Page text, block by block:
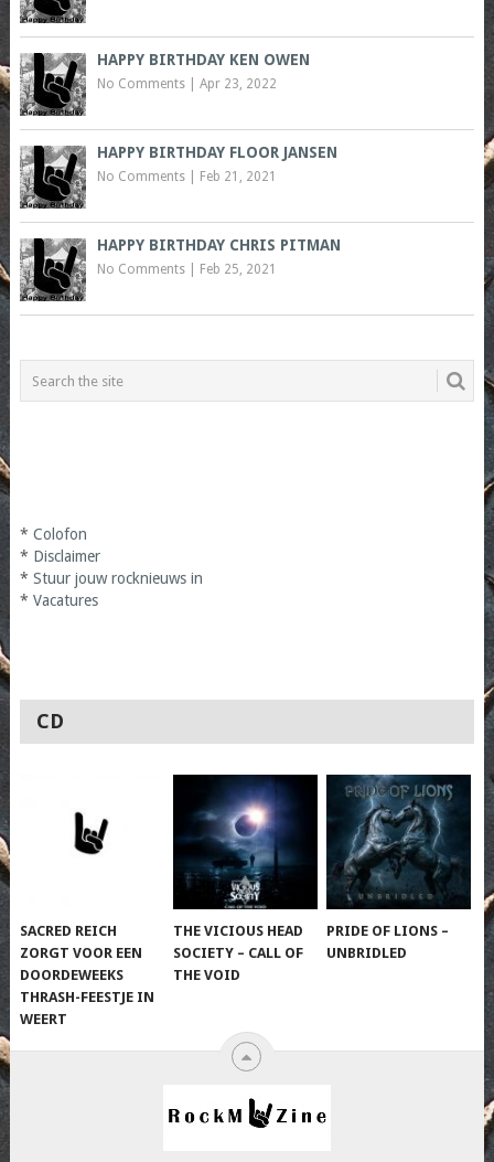
HAPPY BIRTHDAY KEN OWEN
No Comments| Apr 23, 2022
HAPPY BIRTHDAY FLOOR JANSEN
No Comments| Feb 21, 2021
HAPPY BIRTHDAY CHRIS PITMAN
No Comments| Feb 25, 2021
* Colofon
* Disclaimer
* Stuur jouw rocknieuws in
* Vacatures
CD
SACRED REICH
ZORGT VOOR EEN
DOORDEWEEKS
THRASH-FEESTJE IN
WEERT
THE VICIOUS HEAD
SOCIETY – CALL OF
THE VOID
PRIDE OF LIONS –
UNBRIDLED